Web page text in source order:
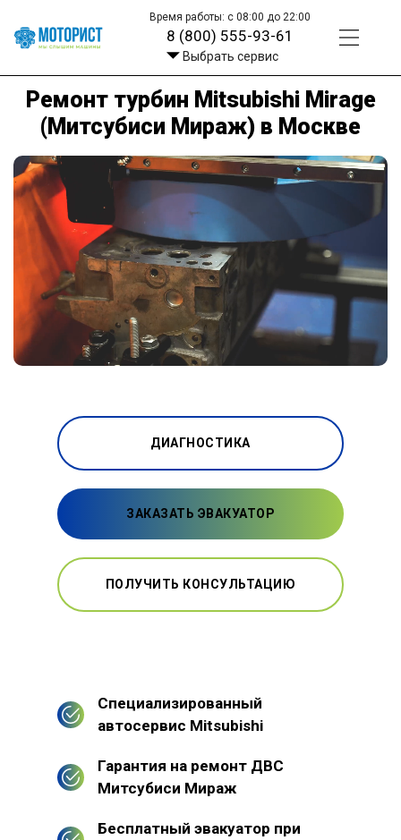
Время работы: с 08:00 до 22:00
8 (800) 555-93-61
Выбрать сервис
Ремонт турбин Mitsubishi Mirage
(Митсубиси Мираж) в Москве
ДИАГНОСТИКА
ЗАКАЗАТЬ ЭВАКУАТОР
ПОЛУЧИТЬ КОНСУЛЬТАЦИЮ
Специализированный
автосервис Mitsubishi
Гарантия на ремонт ДВС
Митсубиси Мираж
Бесплатный эвакуатор при